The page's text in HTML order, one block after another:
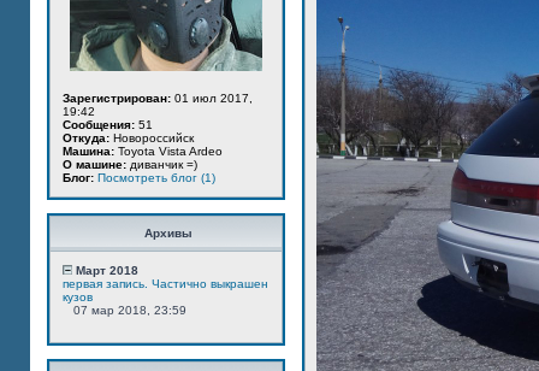
Зарегистрирован: 01 июл 2017,
19:42
Сообщения: 51
Откуда: Новороссийск
Машина: Toyota Vista Ardeo
О машине: диванчик =)
Блог: Посмотреть блог (1)
Архивы
Март 2018
первая запись. Частично выкрашен
кузов
07 мар 2018, 23:59